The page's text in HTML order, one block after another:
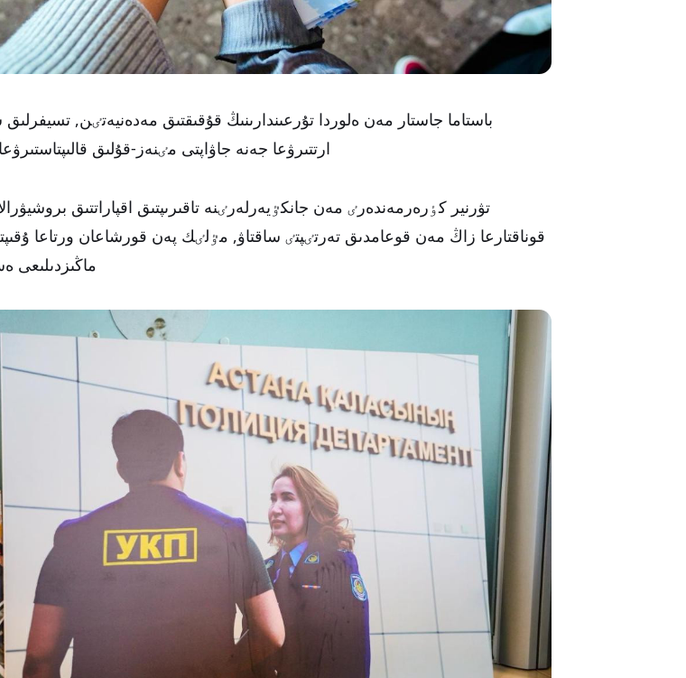
باستاما جاستار مەن ەلوردا تۇرعىندارىنىڭ قۇقىقتىق مەدەنيەتٸن, تسيفرلىق
ارتتىرۋعا جەنە جاۋاپتى مٸنەز-قۇلىق قالىپتاستىرۋعا
تۋرنير كٶرەرمەندەرٸ مەن جانكٷيەرلەرٸنە تاقىرىپتىق اقپاراتتىق
قوناقتارعا زاڭ مەن قوعامدىق تەرتٸپتٸ ساقتاۋ, مٷلٸك پەن قورشاعان ورتاعا
ماڭىزدىلىعى